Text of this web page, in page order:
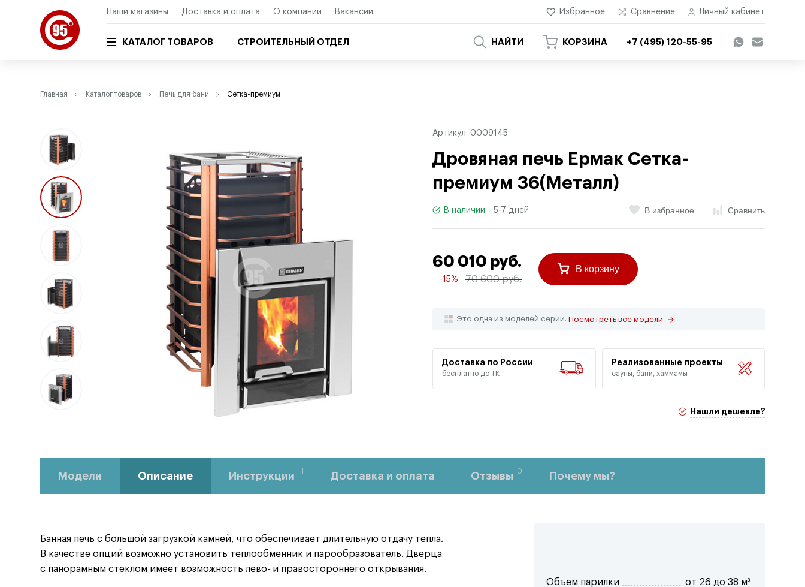
Наши магазины Доставка и оплата О компании Вакансии Избранное Сравнение Личный кабинет
КАТАЛОГ ТОВАРОВ СТРОИТЕЛЬНЫЙ ОТДЕЛ НАЙТИ КОРЗИНА +7 (495) 120-55-95
Главная Каталог товаров Печь для бани Сетка-премиум
Артикул: 0009145
Дровяная печь Ермак Сетка-
премиум 36(Металл)
В наличии 5-7 дней В избранное Сравнить
60 010 руб.
-15% 70 600 руб.
В корзину
Это одна из моделей серии. Посмотреть все модели
Доставка по России
бесплатно до ТК
Реализованные проекты
сауны, бани, хаммамы
Нашли дешевле?
Модели Описание Инструкции 1 Доставка и оплата Отзывы 0 Почему мы?
Банная печь с большой загрузкой камней, что обеспечивает длительную отдачу тепла.
В качестве опций возможно установить теплообменник и парообразователь. Дверца
с панорамным стеклом имеет возможность лево- и правостороннего открывания.
Объем парилки от 26 до 38 м³